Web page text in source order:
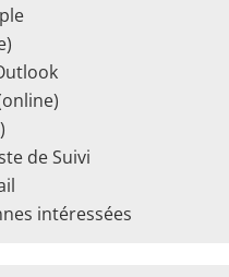
de Suivi
intéressées